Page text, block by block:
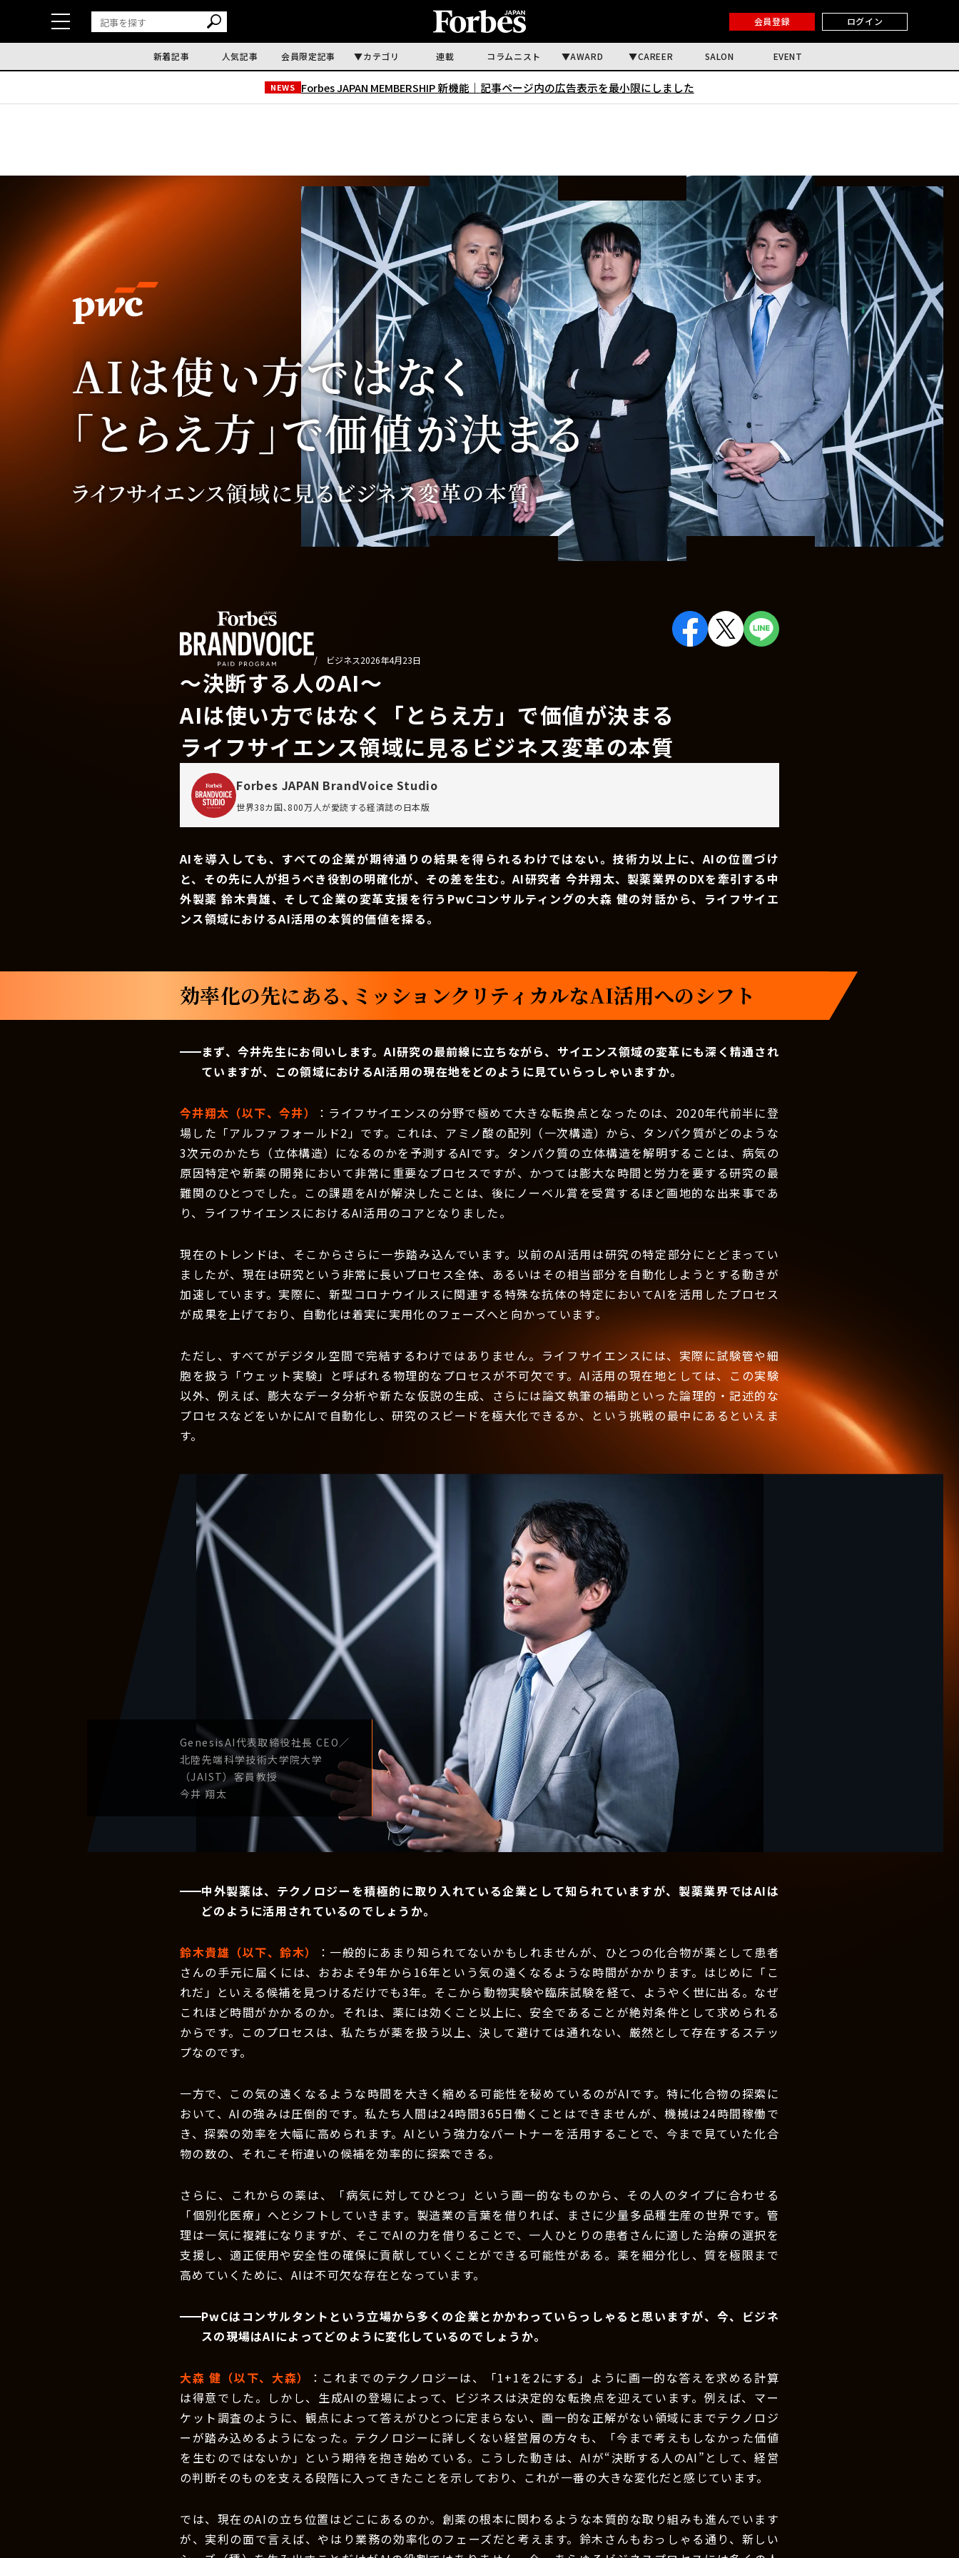
会員登録 ログイン
新着記事 人気記事 会員限定記事 カテゴリ 連載 コラムニスト AWARD CAREER SALON EVENT
NEWS Forbes JAPAN MEMBERSHIP 新機能｜ 記事ページ内の広告表示を最小限にしました
/ ビジネス2026年4月23日
〜決断する人のAI〜
AIは使い方ではなく「とらえ方」で価値が決まる
ライフサイエンス領域に見るビジネス変革の本質
Forbes JAPAN BrandVoice Studio
世界38カ国､800万人が愛読する経済誌の日本版
AIを導入しても、すべての企業が期待通りの結果を得られるわけではない。技術力以上に、AIの位置づけ
と、その先に人が担うべき役割の明確化が、その差を生む。AI研究者 今井翔太、製薬業界のDXを牽引する中
外製薬 鈴木貴雄、そして企業の変革支援を行うPwCコンサルティングの大森 健の対話から、ライフサイエ
ンス領域におけるAI活用の本質的価値を探る。
効率化の先にある、ミッションクリティカルなAI活用へのシフト
まず、今井先生にお伺いします。AI研究の最前線に立ちながら、サイエンス領域の変革にも深く精通され
ていますが、この領域におけるAI活用の現在地をどのように見ていらっしゃいますか。
今井翔太（以下、今井）
：ライフサイエンスの分野で極めて大きな転換点となったのは、2020年代前半に登
場した「アルファフォールド2」です。これは、アミノ酸の配列（一次構造）から、タンパク質がどのような
3次元のかたち（立体構造）になるのかを予測するAIです。タンパク質の立体構造を解明することは、病気の
原因特定や新薬の開発において非常に重要なプロセスですが、かつては膨大な時間と労力を要する研究の最
難関のひとつでした。この課題をAIが解決したことは、後にノーベル賞を受賞するほど画地的な出来事であ
り、ライフサイエンスにおけるAI活用のコアとなりました。
現在のトレンドは、そこからさらに一歩踏み込んでいます。以前のAI活用は研究の特定部分にとどまってい
ましたが、現在は研究という非常に長いプロセス全体、あるいはその相当部分を自動化しようとする動きが
加速しています。実際に、新型コロナウイルスに関連する特殊な抗体の特定においてAIを活用したプロセス
が成果を上げており、自動化は着実に実用化のフェーズへと向かっています。
ただし、すべてがデジタル空間で完結するわけではありません。ライフサイエンスには、実際に試験管や細
胞を扱う「ウェット実験」と呼ばれる物理的なプロセスが不可欠です。AI活用の現在地としては、この実験
以外、例えば、膨大なデータ分析や新たな仮説の生成、さらには論文執筆の補助といった論理的・記述的な
プロセスなどをいかにAIで自動化し、研究のスピードを極大化できるか、という挑戦の最中にあるといえま
す。
GenesisAI代表取締役社長 CEO／
北陸先端科学技術大学院大学
（JAIST）客員教授
今井 翔太
中外製薬は、テクノロジーを積極的に取り入れている企業として知られていますが、製薬業界ではAIは
どのように活用されているのでしょうか。
鈴木貴雄（以下、鈴木）
：一般的にあまり知られてないかもしれませんが、ひとつの化合物が薬として患者
さんの手元に届くには、おおよそ9年から16年という気の遠くなるような時間がかかります。はじめに「こ
れだ」といえる候補を見つけるだけでも3年。そこから動物実験や臨床試験を経て、ようやく世に出る。なぜ
これほど時間がかかるのか。それは、薬には効くこと以上に、安全であることが絶対条件として求められる
からです。このプロセスは、私たちが薬を扱う以上、決して避けては通れない、厳然として存在するステッ
プなのです。
一方で、この気の遠くなるような時間を大きく縮める可能性を秘めているのがAIです。特に化合物の探索に
おいて、AIの強みは圧倒的です。私たち人間は24時間365日働くことはできませんが、機械は24時間稼働で
き、探索の効率を大幅に高められます。AIという強力なパートナーを活用することで、今まで見ていた化合
物の数の、それこそ桁違いの候補を効率的に探索できる。
さらに、これからの薬は、「病気に対してひとつ」という画一的なものから、その人のタイプに合わせる
「個別化医療」へとシフトしていきます。製造業の言葉を借りれば、まさに少量多品種生産の世界です。管
理は一気に複雑になりますが、そこでAIの力を借りることで、一人ひとりの患者さんに適した治療の選択を
支援し、適正使用や安全性の確保に貢献していくことができる可能性がある。薬を細分化し、質を極限まで
高めていくために、AIは不可欠な存在となっています。
PwCはコンサルタントという立場から多くの企業とかかわっていらっしゃると思いますが、今、ビジネ
スの現場はAIによってどのように変化しているのでしょうか。
大森 健（以下、大森）
：これまでのテクノロジーは、「1+1を2にする」ように画一的な答えを求める計算
は得意でした。しかし、生成AIの登場によって、ビジネスは決定的な転換点を迎えています。例えば、マー
ケット調査のように、観点によって答えがひとつに定まらない、画一的な正解がない領域にまでテクノロジ
ーが踏み込めるようになった。テクノロジーに詳しくない経営層の方々も、「今まで考えもしなかった価値
を生むのではないか」という期待を抱き始めている。こうした動きは、AIが“決断する人のAI”として、経営
の判断そのものを支える段階に入ってきたことを示しており、これが一番の大きな変化だと感じています。
では、現在のAIの立ち位置はどこにあるのか。創薬の根本に関わるような本質的な取り組みも進んでいます
が、実利の面で言えば、やはり業務の効率化のフェーズだと考えます。鈴木さんもおっしゃる通り、新しい